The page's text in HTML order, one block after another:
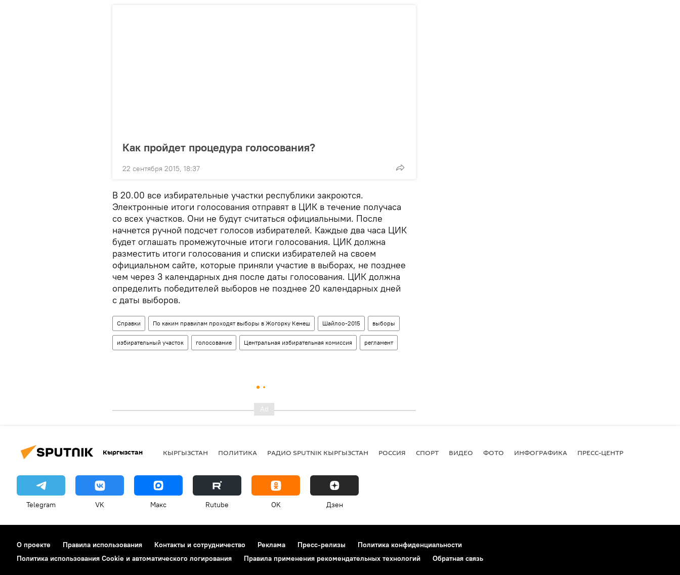
Как пройдет процедура голосования?
22 сентября 2015, 18:37
В 20.00 все избирательные участки республики закроются.
Электронные итоги голосования отправят в ЦИК в течение получаса
со всех участков. Они не будут считаться официальными. После
начнется ручной подсчет голосов избирателей. Каждые два часа ЦИК
будет оглашать промежуточные итоги голосования. ЦИК должна
разместить итоги голосования и списки избирателей на своем
официальном сайте, которые приняли участие в выборах, не позднее
чем через 3 календарных дня после даты голосования. ЦИК должна
определить победителей выборов не позднее 20 календарных дней
с даты выборов.
Справки По каким правилам проходят выборы в Жогорку Кенеш Шайлоо-2015 выборы
избирательный участок голосование Центральная избирательная комиссия регламент
Кыргызстан КЫРГЫЗСТАН ПОЛИТИКА РАДИО SPUTNIK КЫРГЫЗСТАН РОССИЯ СПОРТ ВИДЕО ФОТО ИНФОГРАФИКА ПРЕСС-ЦЕНТР
Telegram VK Макс Rutube OK Дзен
О проекте Правила использования Контакты и сотрудничество Реклама Пресс-релизы
Политика конфиденциальности
Политика использования Cookie и автоматического логирования
Правила применения рекомендательных технологий Обратная связь